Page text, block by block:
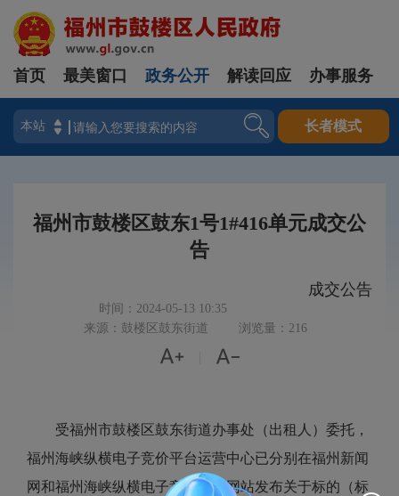
登录
首页 最美窗口 政务公开 解读回应 办事服务
长者模式
福州市鼓楼区鼓东1号1#416单元成交公
告
成交公告
时间：2024-05-13 10:35
来源：鼓楼区鼓东街道
浏览量：216
 
受福州市鼓楼区鼓东街道办事处（出租人）委托，
福州海峡纵横电子竞价平台运营中心已分别在福州新闻
网和福州海峡纵横电子竞价平台网站发布关于标的（标